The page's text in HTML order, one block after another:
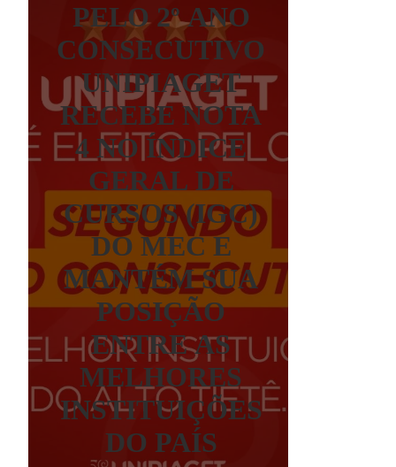
PELO 2º ANO
CONSECUTIVO
UNIPIAGET
RECEBE NOTA
4 NO ÍNDICE
GERAL DE
CURSOS (IGC)
DO MEC E
MANTÉM SUA
POSIÇÃO
ENTRE AS
MELHORES
INSTITUIÇÕES
DO PAÍS